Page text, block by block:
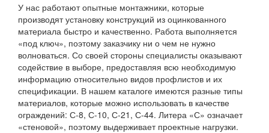
У нас работают опытные монтажники, которые
производят установку конструкций из оцинкованного
материала быстро и качественно. Работа выполняется
«под ключ», поэтому заказчику ни о чем не нужно
волноваться. Со своей стороны специалисты оказывают
содействие в выборе, предоставляя всю необходимую
информацию относительно видов профлистов и их
спецификации. В нашем каталоге имеются разные типы
материалов, которые можно использовать в качестве
ограждений: С-8, С-10, С-21, С-44. Литера «С» означает
«стеновой», поэтому выдерживает проектные нагрузки.